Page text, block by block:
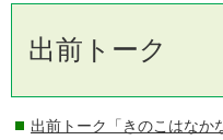
出前トーク
出前トーク「きのこはなか